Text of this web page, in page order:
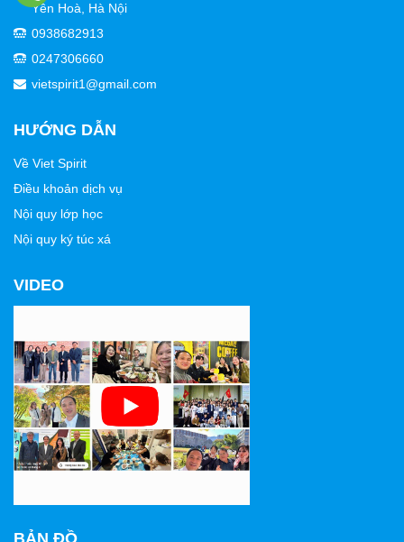
Yên Hoà, Hà Nội
0938682913
0247306660
vietspirit1@gmail.com
HƯỚNG DẪN
Về Viet Spirit
Điều khoản dịch vụ
Nội quy lớp học
Nội quy ký túc xá
VIDEO